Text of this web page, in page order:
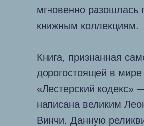
мгновенно разошлась
книжным коллекциям.
Книга, признанная
дорогостоящей в
«Лестерский кодекс»
написана великим
Винчи. Данную